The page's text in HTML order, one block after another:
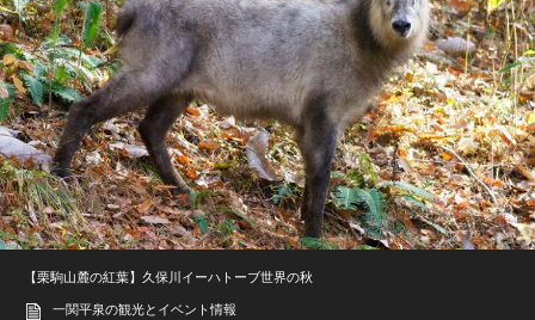
【栗駒山麓の紅葉】久保川イーハトーブ世界の秋
一関平泉の観光とイベント情報